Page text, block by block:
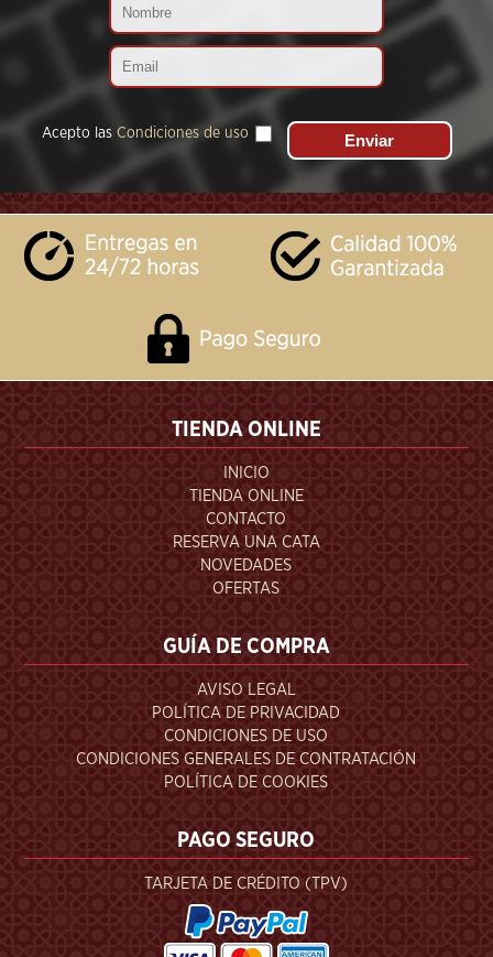
Acepto las Condiciones de uso
```
TIENDA ONLINE
INICIO
TIENDA ONLINE
CONTACTO
RESERVA UNA CATA
NOVEDADES
OFERTAS
GUÍA DE COMPRA
AVISO LEGAL
POLÍTICA DE PRIVACIDAD
CONDICIONES DE USO
CONDICIONES GENERALES DE CONTRATACIÓN
POLÍTICA DE COOKIES
PAGO SEGURO
TARJETA DE CRÉDITO (TPV)